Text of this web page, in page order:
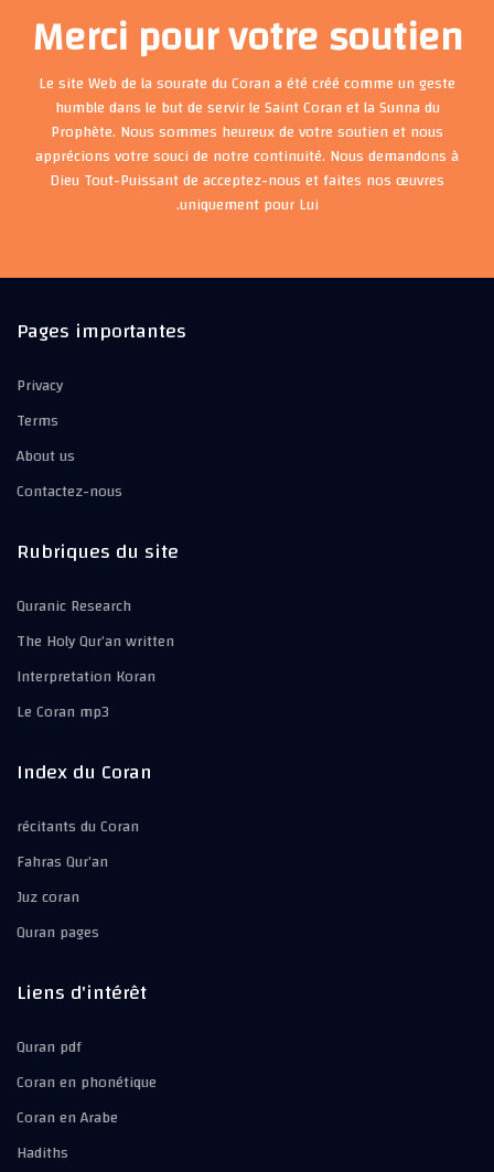
Merci pour votre soutien
Le site Web de la sourate du Coran a été créé comme un geste
humble dans le but de servir le Saint Coran et la Sunna du
Prophète. Nous sommes heureux de votre soutien et nous
apprécions votre souci de notre continuité. Nous demandons à
Dieu Tout-Puissant de acceptez-nous et faites nos œuvres
uniquement pour Lui.
Pages importantes
Privacy
Terms
About us
Contactez-nous
Rubriques du site
Quranic Research
The Holy Qur’an written
Interpretation Koran
Le Coran mp3
Index du Coran
récitants du Coran
Fahras Qur’an
Juz coran
Quran pages
Liens d'intérêt
Quran pdf
Coran en phonétique
Coran en Arabe
Hadiths